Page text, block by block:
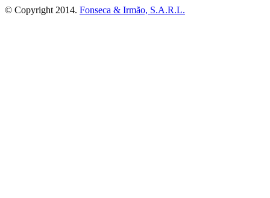
© Copyright 2014. Fonseca & Irmão, S.A.R.L.